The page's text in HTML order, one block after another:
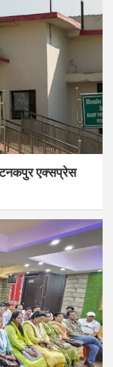
एक्सप्रेस